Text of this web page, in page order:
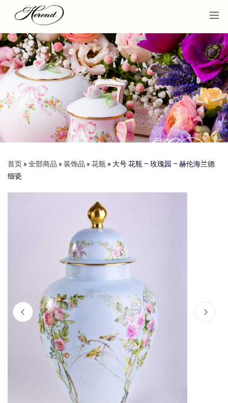
首页 » 全部商品 » 装饰品 » 花瓶 » 大号 花瓶 – 玫瑰园 – 赫伦海兰德
细瓷